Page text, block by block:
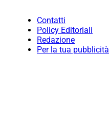
Contatti
Policy Editoriali
Redazione
Per la tua pubblicità